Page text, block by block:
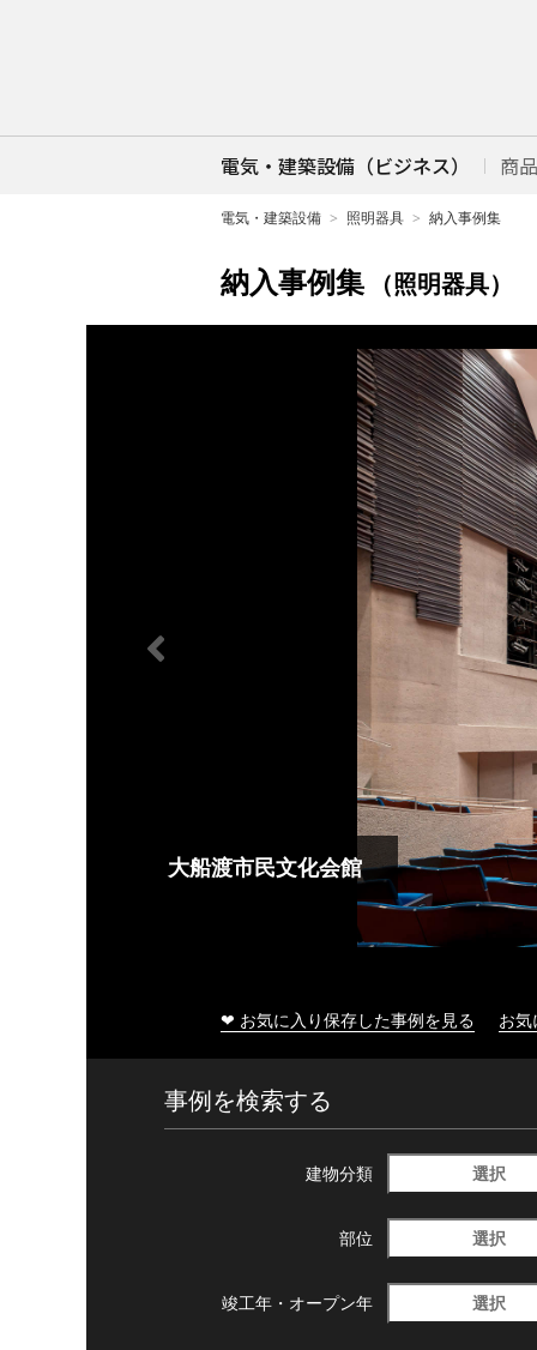
電気・建築設備（ビジネス） 商
電気・建築設備 照明器具 納入事例集
納入事例集 （照明器具）
大船渡市民文化会館
❤ お気に入り保存した事例を見る お
事例を検索する
建物分類 選択
部位 選択
竣工年・ オープン年 選択